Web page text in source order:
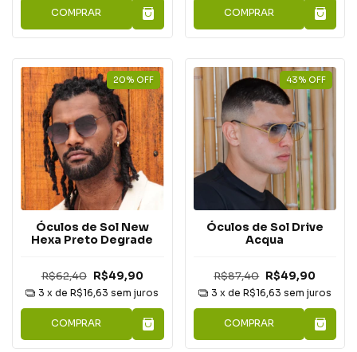
COMPRAR COMPRAR
20% OFF
Óculos de Sol New
Hexa Preto Degrade
R$62,40 R$49,90
3 x deR$16,63 sem juros
COMPRAR
43% OFF
Óculos de Sol Drive
Acqua
R$87,40 R$49,90
3 x de R$16,63 sem juros
COMPRAR